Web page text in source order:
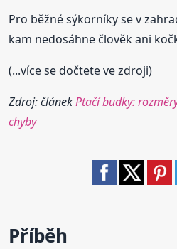
Pro běžné sýkorníky se v
kam nedosáhne člověk ani
(...více se dočtete ve zdroji)
Zdroj: článekPtačí budky:
chyby
Příběh